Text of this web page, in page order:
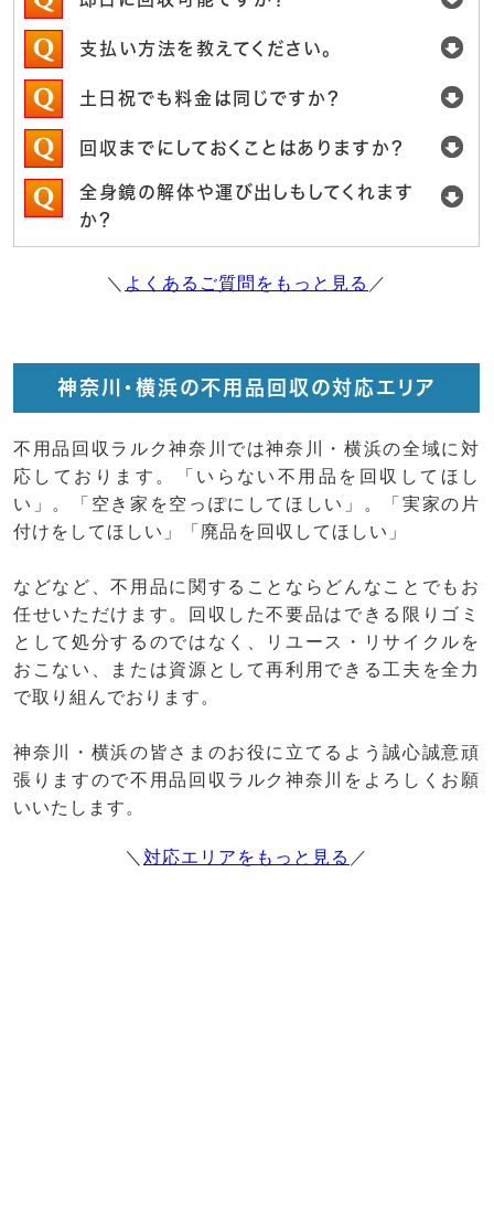
支払い方法を教えてください。
土日祝でも料金は同じですか？
回収までにしておくことはありますか？
全身鏡の解体や運び出しもしてくれます
か？
＼ よくあるご質問をもっと見る ／
神奈川・横浜の不用品回収の対応エリア
不用品回収ラルク神奈川では神奈川・横浜の全域に対
応しております。「いらない不用品を回収してほし
い」。「空き家を空っぽにしてほしい」。「実家の片
付けをしてほしい」「廃品を回収してほしい」
などなど、不用品に関することならどんなことでもお
任せいただけます。回収した不要品はできる限りゴミ
として処分するのではなく、リユース・リサイクルを
おこない、または資源として再利用できる工夫を全力
で取り組んでおります。
神奈川・横浜の皆さまのお役に立てるよう誠心誠意頑
張りますので不用品回収ラルク神奈川をよろしくお願
いいたします。
＼ 対応エリアをもっと見る ／